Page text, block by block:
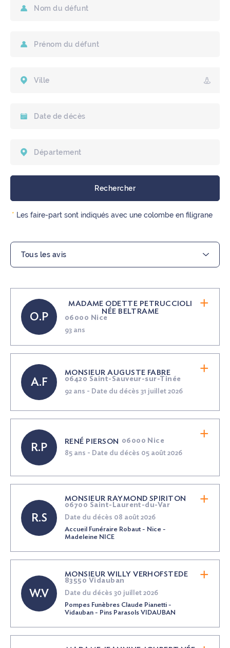
* Les faire-part sont indiqués avec une colombe en filigrane
O.P
MADAME ODETTE PETRUCCIOLI
NÉE BELTRAME
06000 Nice
93 ans
A.F
MONSIEUR AUGUSTE FABRE
06420 Saint-Sauveur-sur-Tinée
92 ans - Date du décès 31 juillet 2026
R.P RENÉ PIERSON
06000 Nice
85 ans - Date du décès 05 août 2026
R.S
MONSIEUR RAYMOND SPIRITON
06700 Saint-Laurent-du-Var
Date du décès 08 août 2026
Accueil Funéraire Robaut - Nice -
Madeleine NICE
W.V
MONSIEUR WILLY VERHOFSTEDE
83550 Vidauban
Date du décès 30 juillet 2026
Pompes Funèbres Claude Pianetti -
Vidauban - Pins Parasols VIDAUBAN